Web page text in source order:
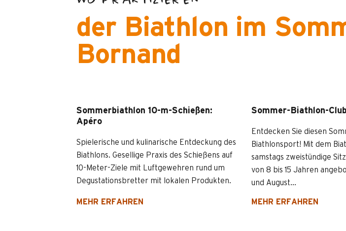
der Biathlon im
Bornand
Sommerbiathlon 10-m-Schießen:
Apéro
Spielerische und kulinarische Entdeckung des
Biathlons. Gesellige Praxis des Schießens auf
10-Meter-Ziele mit Luftgewehren rund um
Degustationsbretter mit lokalen Produkten.
MEHR ERFAHREN
Sommer-Biathlon-
Entdecken Sie diesen
Biathlonsport! Mit dem
samstags zweistündige
von 8 bis 15 Jahren
und August...
MEHR ERFAHREN